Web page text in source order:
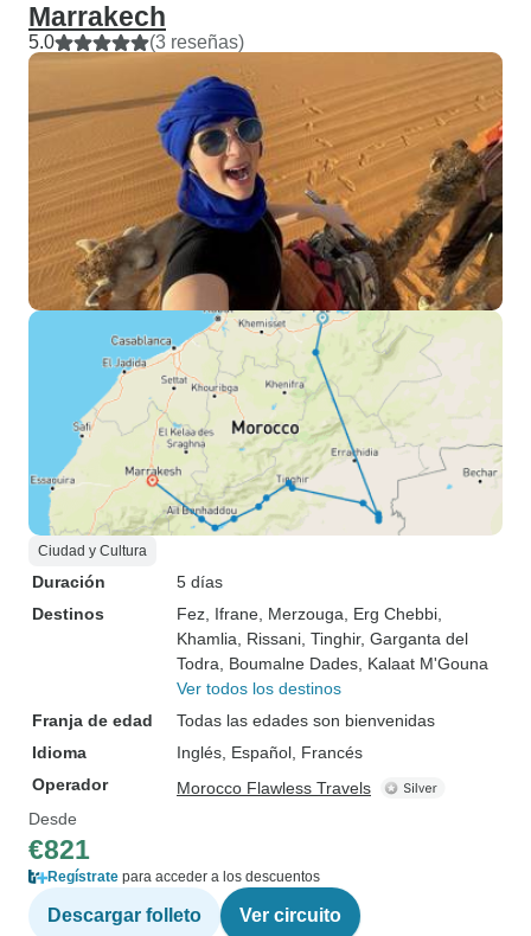
Marrakech
5.0 (3 reseñas)
Ciudad y Cultura
Duración
5 días
Destinos
Fez , Ifrane , Merzouga , Erg Chebbi
Khamlia , Rissani , Tinghir, Garganta del
Todra , Boumalne Dades , Kalaat M'Gouna
Ver todos los destinos
Franja de edad
Todas las edades son bienvenidas
Idioma
Inglés, Español, Francés
Operador
Morocco Flawless Travels
Desde
€821
Regístrate para acceder a los descuentos
Descargar folleto Ver circuito